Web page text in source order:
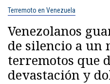
Terremoto en Venezuela
Venezolanos
de silencio a un
terremotos que
devastación y